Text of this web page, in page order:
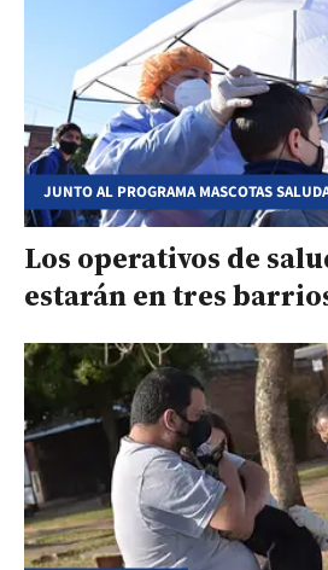
JUNTO AL PROGRAMA MASCOTAS
Los operativos de
estarán en tres